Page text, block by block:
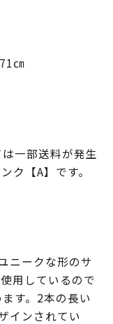
㎝
一部送料が発生
ク【A】です。
ニークな形のサ
用しているので
す。2本の長い
インされてい